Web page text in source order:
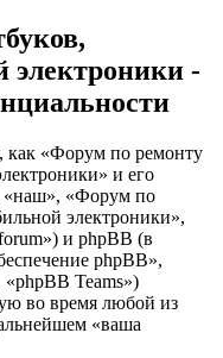
электроники -
как «Форум по ремонту
и его
«наш», «Форум по
электроники»,
и phpBB (в
phpBB»,
Teams»)
во время любой из
«ваша